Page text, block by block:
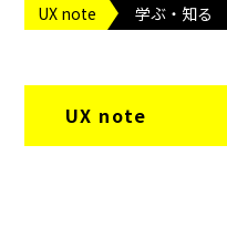
UX note 学ぶ・知る
UX note